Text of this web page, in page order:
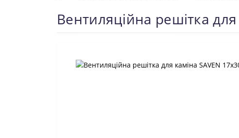
Вентиляційна решітка